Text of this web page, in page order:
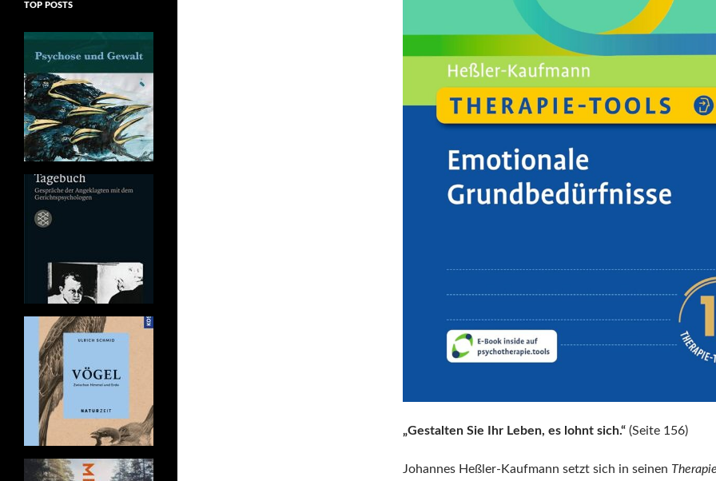
„Gestalten Sie Ihr Leben, es lohnt sich.“ (Seite 156)
Johannes Heßler-Kaufmann setzt sich in seinen
TOP POSTS